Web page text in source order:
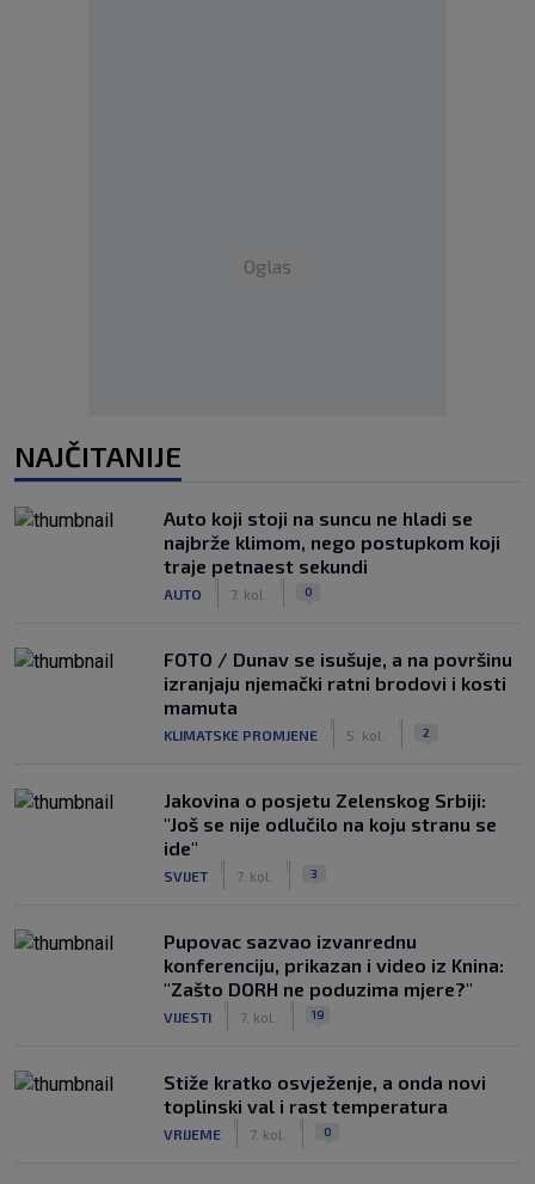
Oglas
NAJČITANIJE
Auto koji stoji na suncu ne hladi se
najbrže klimom, nego postupkom koji
traje petnaest sekundi
AUTO 7. kol. 0
FOTO / Dunav se isušuje, a na površinu
izranjaju njemački ratni brodovi i kosti
mamuta
KLIMATSKE PROMJENE 5. kol. 2
Jakovina o posjetu Zelenskog Srbiji:
"Još se nije odlučilo na koju stranu se
ide"
SVIJET 7. kol. 3
Pupovac sazvao izvanrednu
konferenciju, prikazan i video iz Knina:
"Zašto DORH ne poduzima mjere?"
VIJESTI 7. kol. 19
Stiže kratko osvježenje, a onda novi
toplinski val i rast temperatura
VRIJEME 7. kol. 0